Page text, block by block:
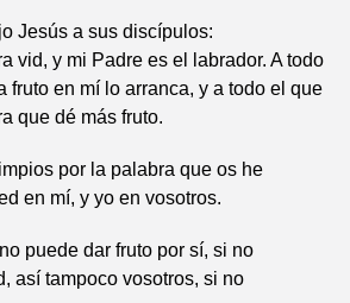
Jesús a sus discípulos:
vid, y mi Padre es el labrador. A todo
fruto en mí lo arranca, y a todo el que
que dé más fruto.
por la palabra que os he
en mí, y yo en vosotros.
puede dar fruto por sí, si no
así tampoco vosotros, si no